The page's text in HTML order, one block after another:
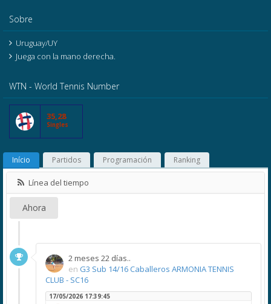
Sobre
Uruguay/UY
Juega con la mano derecha.
WTN - World Tennis Number
35,28
Singles
Início Partidos Programación Ranking
Línea del tiempo
Ahora
2 meses 22 días..
en G3 Sub 14/16 Caballeros ARMONIA TENNIS
CLUB - SC16
17/05/2026 17:39:45